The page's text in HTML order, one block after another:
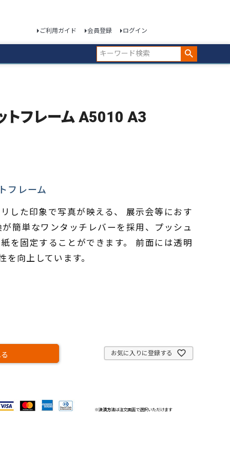
ご利用ガイド 会員登録 ログイン
トフレーム A5010 A3
フレーム
した印象で写真が映える、 展示会等におす
簡単なワンタッチレバーを採用、プッシュ
を固定することができます。 前面には透明
を向上しています。
お気に入りに登録する
※決済方法は注文画面で選択いただけます